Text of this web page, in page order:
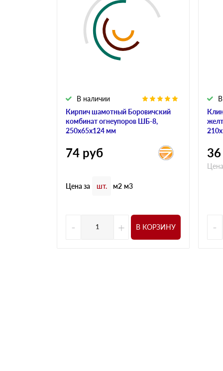
Кирпич шамотный Боровичский
комбинат огнеупоров ШБ-8,
250х65х124 мм
В наличии
74 руб
Цена за шт. м2 м3
- + В КОРЗИНУ
36
-